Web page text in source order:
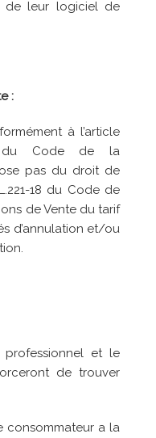
de leur logiciel de
:
à l’article
du Code de la
pas du droit de
18 du Code de
de Vente du tarif
d’annulation et/ou
et le
de trouver
consommateur a la